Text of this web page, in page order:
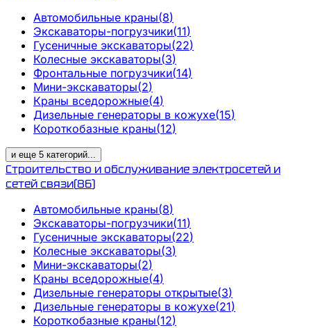
Автомобильные краны(8)
Экскаваторы-погрузчики(11)
Гусеничные экскаваторы(22)
Колесные экскаваторы(3)
Фронтальные погрузчики(14)
Мини-экскаваторы(2)
Краны вседорожные(4)
Дизельные генераторы в кожухе(15)
Короткобазные краны(12)
и еще 5 категорий...
Строительство и обслуживание электросетей и
сетей связи(86)
Автомобильные краны(8)
Экскаваторы-погрузчики(11)
Гусеничные экскаваторы(22)
Колесные экскаваторы(3)
Мини-экскаваторы(2)
Краны вседорожные(4)
Дизельные генераторы открытые(3)
Дизельные генераторы в кожухе(21)
Короткобазные краны(12)